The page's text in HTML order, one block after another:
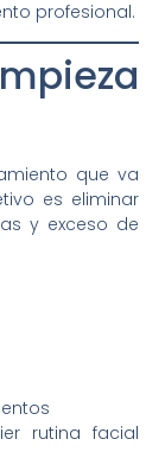
profesional.
que va
es eliminar
y exceso de
rutina facial